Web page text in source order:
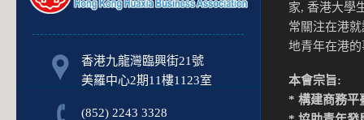
香港九龍灣臨興街21號
美羅中心2期11樓1123室
(852) 2243 3328
家, 香港大學
常關注在港
地青年在港
本會宗旨:
* 構建商務平